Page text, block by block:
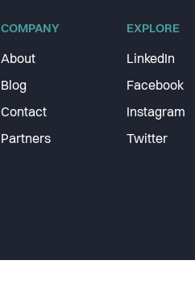
COMPANY
About
Blog
Contact
Partners
EXPLORE
LinkedIn
Facebook
Instagram
Twitter